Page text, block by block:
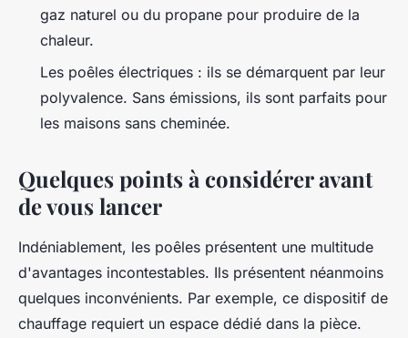
gaz naturel ou du propane pour produire de la
chaleur.
Les poêles électriques : ils se démarquent par leur
polyvalence. Sans émissions, ils sont parfaits pour
les maisons sans cheminée.
Quelques points à considérer avant
de vous lancer
Indéniablement, les poêles présentent une multitude
d'avantages incontestables. Ils présentent néanmoins
quelques inconvénients. Par exemple, ce dispositif de
chauffage requiert un espace dédié dans la pièce.